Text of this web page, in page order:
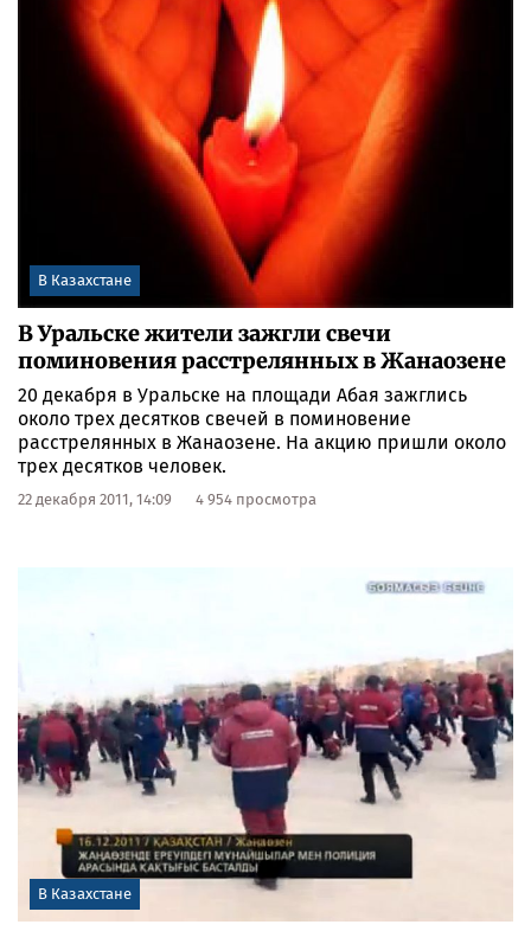
В Казахстане
В Уральске жители зажгли свечи
поминовения расстрелянных в Жанаозене
20 декабря в Уральске на площади Абая зажглись
около трех десятков свечей в поминовение
расстрелянных в Жанаозене. На акцию пришли около
трех десятков человек.
22 декабря 2011, 14:09 4 954 просмотра
В Казахстане